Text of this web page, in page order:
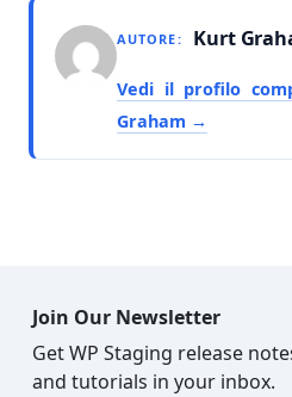
AUTORE: Kurt
Vedi il profilo
Graham
Join Our Newsletter
Get WP Staging release
and tutorials in your inbox.